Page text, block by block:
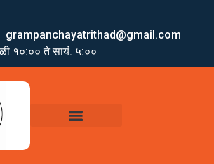
grampanchayatrithad@gmail.com
१०:०० ते सायं. ५:००